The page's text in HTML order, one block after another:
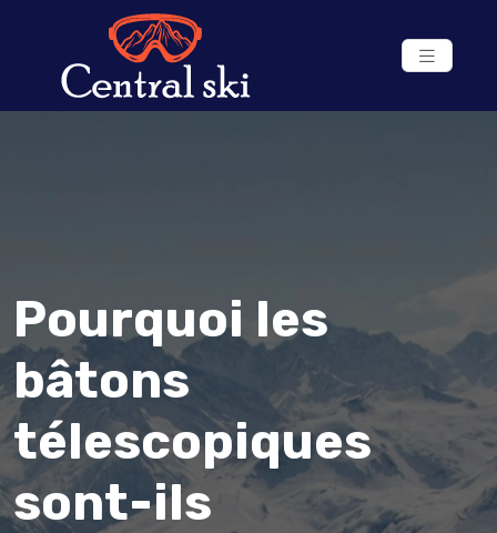
Pourquoi les
bâtons
télescopiques
sont-ils